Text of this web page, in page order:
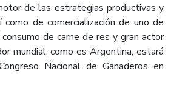
de las estrategias productivas y
de comercialización de uno de
de carne de res y gran actor
mundial, como es Argentina, estará
Nacional de Ganaderos en